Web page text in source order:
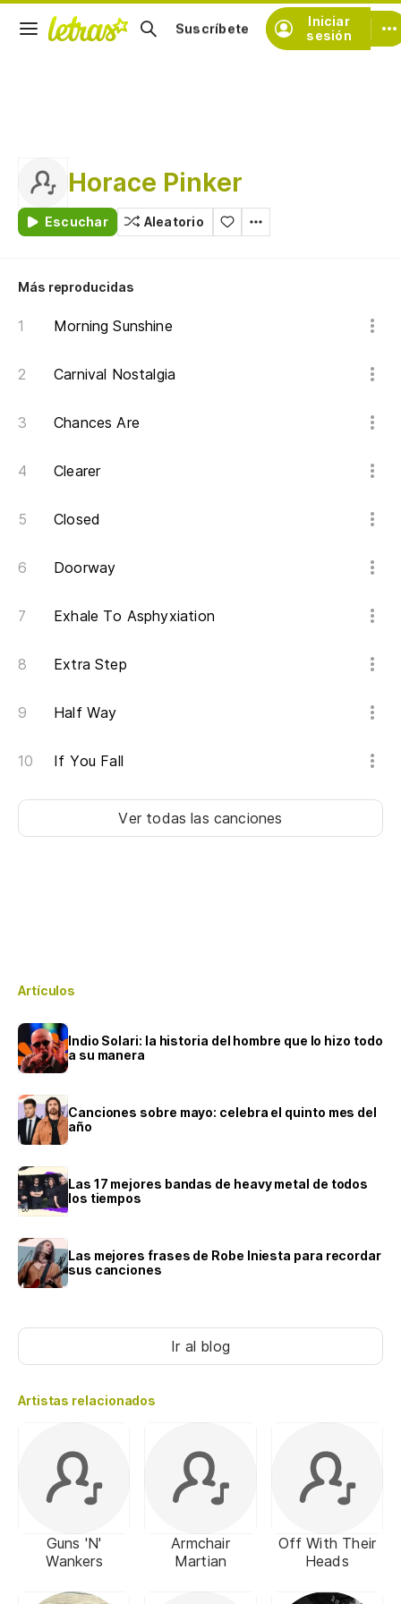
Iniciar
sesión
Suscríbete
Horace Pinker
Escuchar Aleatorio
Más reproducidas
Morning Sunshine
Carnival Nostalgia
Chances Are
Clearer
Closed
Doorway
Exhale To Asphyxiation
Extra Step
Half Way
If You Fall
Ver todas las canciones
Artículos
Indio Solari: la historia del hombre que lo hizo todo
a su manera
Canciones sobre mayo: celebra el quinto mes del
año
Las 17 mejores bandas de heavy metal de todos
los tiempos
Las mejores frases de Robe Iniesta para recordar
sus canciones
Ir al blog
Artistas relacionados
Guns 'N'
Wankers
Armchair
Martian
Off With Their
Heads